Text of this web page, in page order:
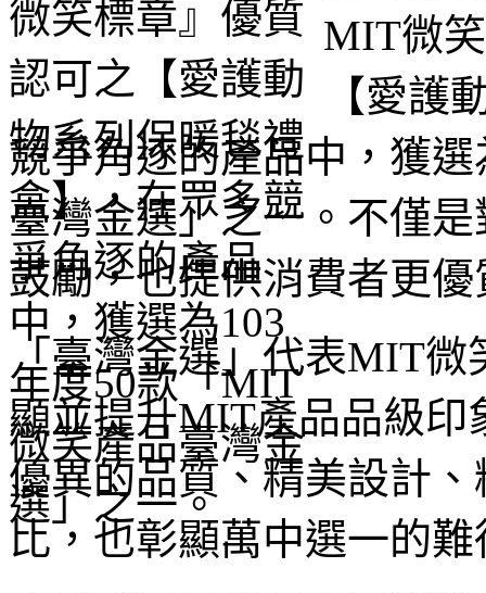
MIT微
【愛護
競爭角逐的產品中，獲
臺灣金選」之一。不僅
鼓勵，也提供消費者更
「臺灣金選」代表MIT
顯並提升MIT產品品級印
優異的品質、精美設計
比，也彰顯萬中選一的